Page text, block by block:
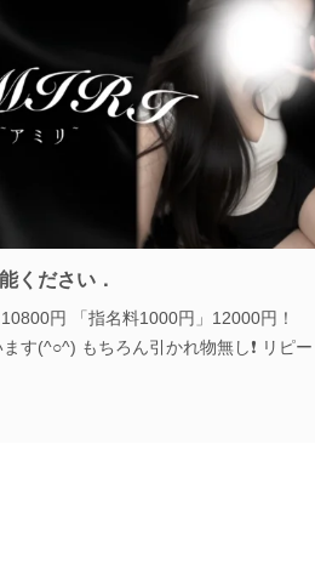
ください．
10800円 「指名料1000円」12000円！
す(^○^) もちろん引かれ物無し❗️ リピー